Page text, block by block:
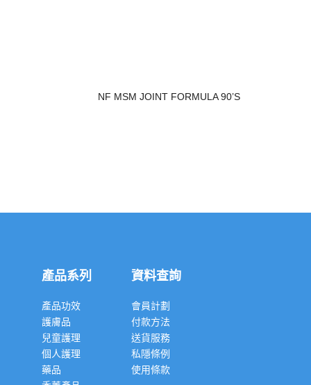
NF MSM JOINT FORMULA 90’S
產品系列
產品功效
護膚品
兒童護理
個人護理
藥品
資料查詢
會員計劃
付款方法
送貨服務
私隱條例
使用條款